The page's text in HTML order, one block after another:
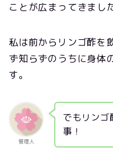
ことが広まってきまし
私は前からリンゴ酢を
ず知らずのうちに身体
す。
管理人
でもリンゴ
事！